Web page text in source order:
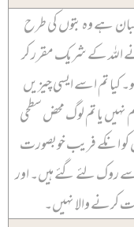
ہے وہ بتوں کی طرح
اللہ کے شریک مقرر کر
کیا تم اسے ایسی چیزیں
یا تم لوگ محض سطحی
کو انکے فریب خوبصورت
روک لئے گئے ہیں۔ اور
کرنے والا نہیں۔